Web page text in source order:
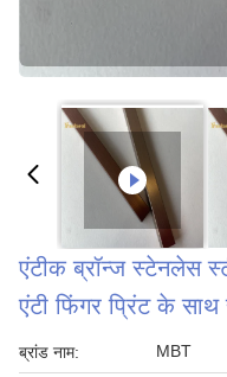
एंटीक ब्रॉन्ज स्टेनलेस
एंटी फिंगर प्रिंट के साथ
ब्रांड नाम: MBT